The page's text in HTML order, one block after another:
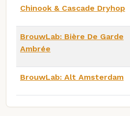
Chinook & Cascade Dryhop
BrouwLab: Bière De Garde
Ambrée
BrouwLab: Alt Amsterdam